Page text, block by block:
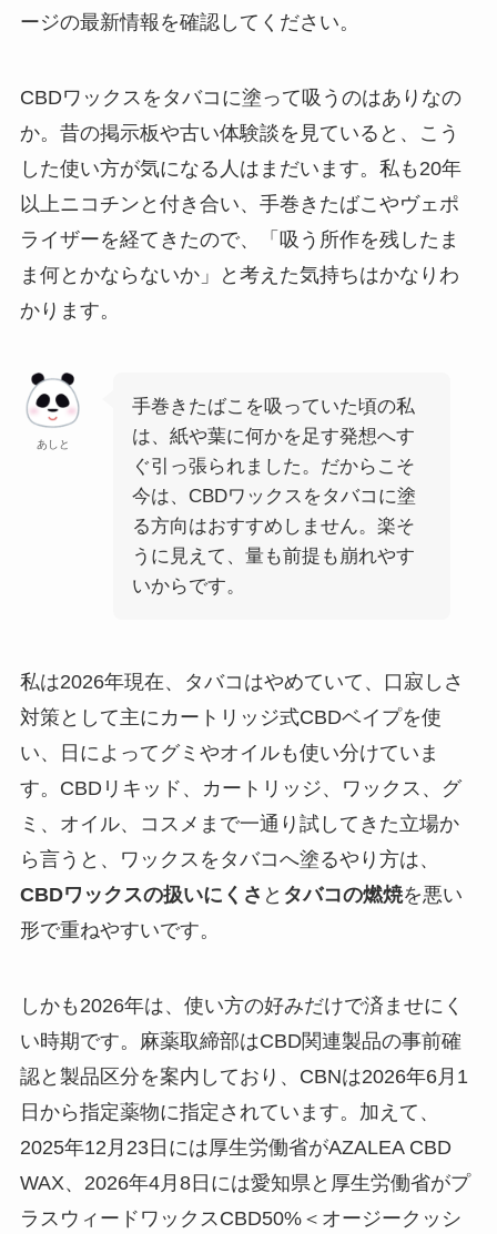
ージの最新情報を確認してください。
CBDワックスをタバコに塗って吸うのはありなの
か。昔の掲示板や古い体験談を見ていると、こう
した使い方が気になる人はまだいます。私も20年
以上ニコチンと付き合い、手巻きたばこやヴェポ
ライザーを経てきたので、「吸う所作を残したま
ま何とかならないか」と考えた気持ちはかなりわ
かります。
あしと
手巻きたばこを吸っていた頃の私
は、紙や葉に何かを足す発想へす
ぐ引っ張られました。だからこそ
今は、CBDワックスをタバコに塗
る方向はおすすめしません。楽そ
うに見えて、量も前提も崩れやす
いからです。
私は2026年現在、タバコはやめていて、口寂しさ
対策として主にカートリッジ式CBDベイプを使
い、日によってグミやオイルも使い分けていま
す。CBDリキッド、カートリッジ、ワックス、グ
ミ、オイル、コスメまで一通り試してきた立場か
ら言うと、ワックスをタバコへ塗るやり方は、
CBDワックスの扱いにくさ と タバコの燃焼を悪い
形で重ねやすいです。
しかも2026年は、使い方の好みだけで済ませにく
い時期です。麻薬取締部はCBD関連製品の事前確
認と製品区分を案内しており、CBNは2026年6月1
日から指定薬物に指定されています。加えて、
2025年12月23日には厚生労働省がAZALEA CBD
WAX、2026年4月8日には愛知県と厚生労働省がプ
ラスウィードワックスCBD50%＜オージークッシ